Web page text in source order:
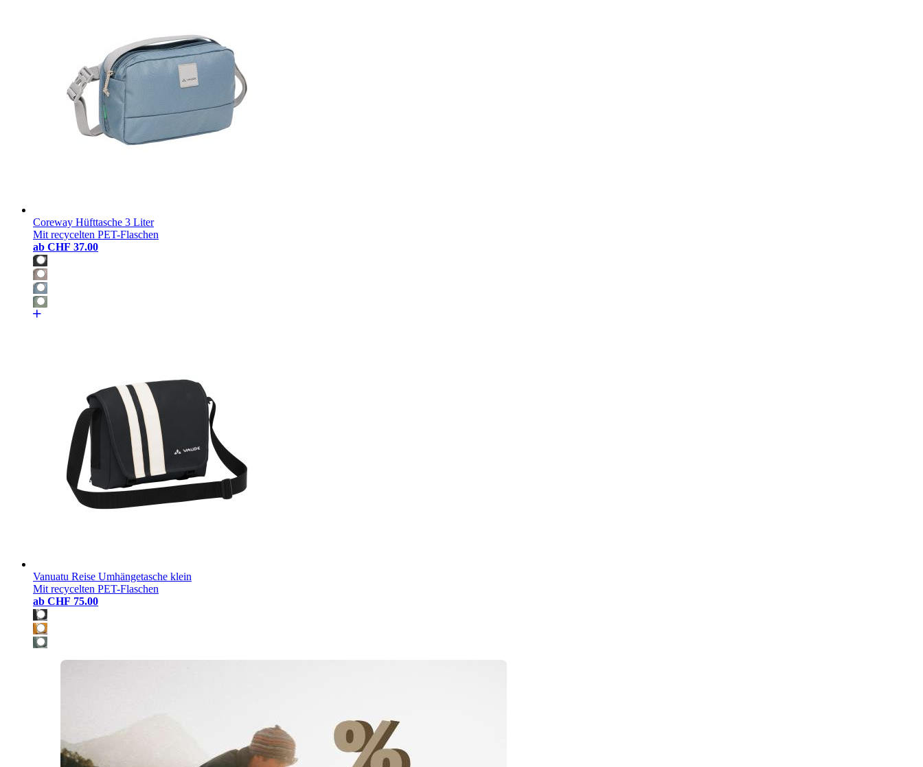
Coreway Hüfttasche 3 Liter
Mit recycelten PET-Flaschen
ab CHF 37.00
Vanuatu Reise Umhängetasche klein
Mit recycelten PET-Flaschen
ab CHF 75.00